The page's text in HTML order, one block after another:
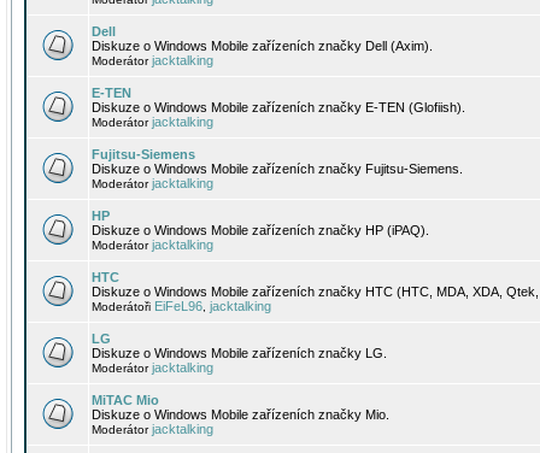
Dell
Diskuze o Windows Mobile zařízeních značky Dell (Axim).
Moderátorjacktalking
E-TEN
Diskuze o Windows Mobile zařízeních značky E-TEN (Glofiish).
Moderátorjacktalking
Fujitsu-Siemens
Diskuze o Windows Mobile zařízeních značky Fujitsu-Siemens.
Moderátorjacktalking
HP
Diskuze o Windows Mobile zařízeních značky HP (iPAQ).
Moderátorjacktalking
HTC
Diskuze o Windows Mobile zařízeních značky HTC (HTC, MDA, XDA,
Moderátoři EiFeL96 jacktalking
LG
Diskuze o Windows Mobile zařízeních značky LG.
Moderátorjacktalking
MiTAC Mio
Diskuze o Windows Mobile zařízeních značky Mio.
Moderátorjacktalking